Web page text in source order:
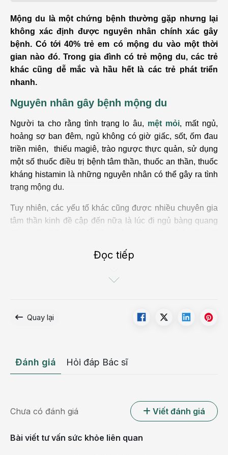
Mộng du là một chứng bệnh thường gặp nhưng lại
không xác định được nguyên nhân chính xác gây
bệnh. Có tới 40% trẻ em có mộng du vào một thời
gian nào đó. Trong gia đình có trẻ mộng du, các trẻ
khác cũng dễ mắc và hầu hết là các trẻ phát triển
nhanh.
Nguyên nhân gây bệnh mộng du
Người ta cho rằng tình trạng lo âu, mệt mỏi, mất ngủ,
hoảng sợ ban đêm, ngủ không có giờ giấc, sốt, ốm đau
triền miên, thiếu magiê, trào ngược thực quản, sử dụng
một số thuốc điều trị bệnh tâm thần, thuốc an thần, thuốc
kháng histamin là những nguyên nhân có thể gây ra tình
trạng mộng du.
Tuy nhiên, các yếu tố khác cũng được nhiều chuyên gia
tâm thần kinh đề cập đến nữa là lúc đi ngủ bàng quang
dẫn đến tình trạng mộng du.
Ở người lớn, tình trạng này có thể liên quan tới rối loạn
thể là biểu hiện của bệnh não như thiếu máu não thoáng
Đọc tiếp
Quay lại
Đánh giá Hỏi đáp Bác sĩ
Chưa có đánh giá Viết đánh giá
Bài viết tư vấn sức khỏe liên quan